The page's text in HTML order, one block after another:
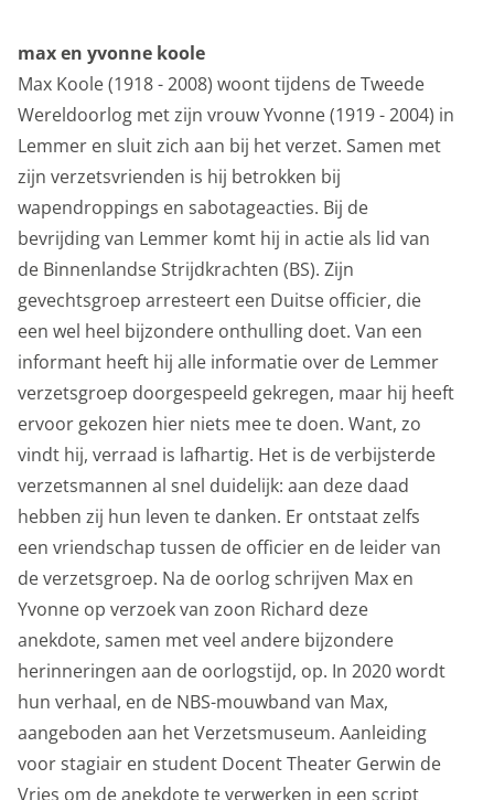
max en yvonne koole
Max Koole (1918 - 2008) woont tijdens de Tweede
Wereldoorlog met zijn vrouw Yvonne (1919 - 2004) in
Lemmer en sluit zich aan bij het verzet. Samen met
zijn verzetsvrienden is hij betrokken bij
wapendroppings en sabotageacties. Bij de
bevrijding van Lemmer komt hij in actie als lid van
de Binnenlandse Strijdkrachten (BS). Zijn
gevechtsgroep arresteert een Duitse officier, die
een wel heel bijzondere onthulling doet. Van een
informant heeft hij alle informatie over de Lemmer
verzetsgroep doorgespeeld gekregen, maar hij heeft
ervoor gekozen hier niets mee te doen. Want, zo
vindt hij, verraad is lafhartig. Het is de verbijsterde
verzetsmannen al snel duidelijk: aan deze daad
hebben zij hun leven te danken. Er ontstaat zelfs
een vriendschap tussen de officier en de leider van
de verzetsgroep. Na de oorlog schrijven Max en
Yvonne op verzoek van zoon Richard deze
anekdote, samen met veel andere bijzondere
herinneringen aan de oorlogstijd, op. In 2020 wordt
hun verhaal, en de NBS-mouwband van Max,
aangeboden aan het Verzetsmuseum. Aanleiding
voor stagiair en student Docent Theater Gerwin de
Vries om de anekdote te verwerken in een script
Privacy opties
Dankzij cookies hoef je niet steeds dezelfde
informatie in te voeren wanneer je onze site bekijkt.
Ze geven ons ook inzicht hoe je onze site bekijkt. Zo
kunnen wij deze steeds beter maken.
Functionele cookies
Functionele cookies zijn nodig om de website goed te
laten functioneren. Voor het opslaan van de privacy
voorkeur, het maken van een boeking en dergelijke
acties zijn deze cookies noodzakelijk.
Functionele cookies
Analytische cookies